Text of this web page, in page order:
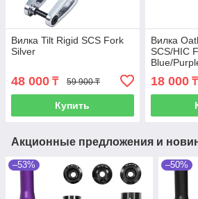
Вилка Tilt Rigid SCS Fork
Silver
48 000 ₸ 59 900 ₸
Купить
Вилка
SCS/HIC
Blue/
18 000₸
Акционные предложения и
–53% –50%